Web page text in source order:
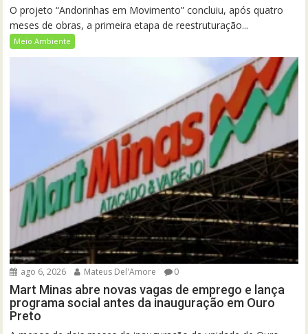
O projeto “Andorinhas em Movimento” concluiu, após quatro
meses de obras, a primeira etapa de reestruturação...
Meio Ambiente
ago 6, 2026 Mateus Del'Amore 0
Mart Minas abre novas vagas de emprego e lança
programa social antes da inauguração em Ouro
Preto